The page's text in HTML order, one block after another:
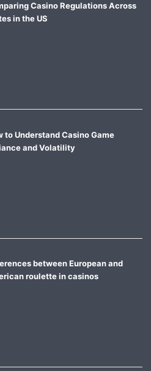
Casino Regulations Across
in the US
to Understand Casino Game
and Volatility
between European and
roulette in casinos